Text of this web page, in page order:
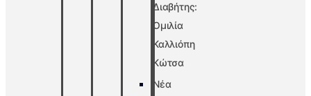
Διαβήτης:
Ομιλία
Καλλιόπη
Κώτσα
Νέα